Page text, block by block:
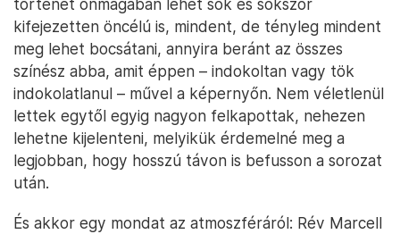
történet önmagában lehet sok és sokszor
kifejezetten öncélú is, mindent, de tényleg mindent
meg lehet bocsátani, annyira beránt az összes
színész abba, amit éppen – indokoltan vagy tök
indokolatlanul – művel a képernyőn. Nem véletlenül
lettek egytől egyig nagyon felkapottak, nehezen
lehetne kijelenteni, melyikük érdemelné meg a
legjobban, hogy hosszú távon is befusson a sorozat
után.
És akkor egy mondat az atmoszféráról: Rév Marcell